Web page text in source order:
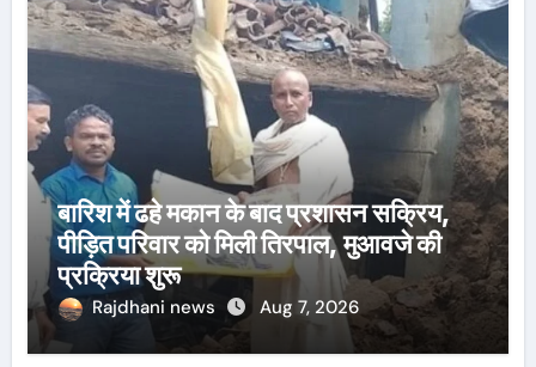
बारिश में ढहे मकान के बाद प्रशासन सक्रिय,
पीड़ित परिवार को मिली तिरपाल, मुआवजे की
प्रक्रिया शुरू
Rajdhani news Aug 7, 2026